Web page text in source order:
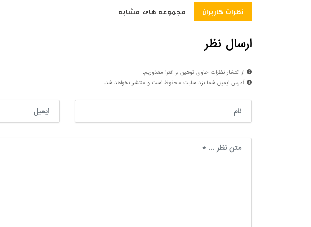
نظرات کاربران مجموعه های مشابه
ارسال نظر
از انتشار نظرات حاوی توهین و افترا معذوریم.
آدرس ایمیل شما نزد سایت محفوظ است و منتشر نخواهد شد.